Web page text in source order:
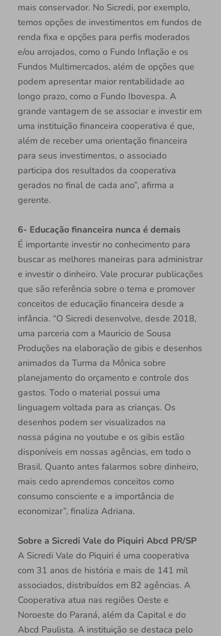
mais conservador. No Sicredi, por exemplo,
temos opções de investimentos em fundos de
renda fixa e opções para perfis moderados
e/ou arrojados, como o Fundo Inflação e os
Fundos Multimercados, além de opções que
podem apresentar maior rentabilidade ao
longo prazo, como o Fundo Ibovespa. A
grande vantagem de se associar e investir em
uma instituição financeira cooperativa é que,
além de receber uma orientação financeira
para seus investimentos, o associado
participa dos resultados da cooperativa
gerados no final de cada ano”, afirma a
gerente.
6- Educação financeira nunca é demais
É importante investir no conhecimento para
buscar as melhores maneiras para administrar
e investir o dinheiro. Vale procurar publicações
que são referência sobre o tema e promover
conceitos de educação financeira desde a
infância. “O Sicredi desenvolve, desde 2018,
uma parceria com a Mauricio de Sousa
Produções na elaboração de gibis e desenhos
animados da Turma da Mônica sobre
planejamento do orçamento e controle dos
gastos. Todo o material possui uma
linguagem voltada para as crianças. Os
desenhos podem ser visualizados na
nossa página no youtube e os gibis estão
disponíveis em nossas agências, em todo o
Brasil. Quanto antes falarmos sobre dinheiro,
mais cedo aprendemos conceitos como
consumo consciente e a importância de
economizar”, finaliza Adriana.
Sobre a Sicredi Vale do Piquiri Abcd PR/SP
A Sicredi Vale do Piquiri é uma cooperativa
com 31 anos de história e mais de 141 mil
associados, distribuídos em 82 agências. A
Cooperativa atua nas regiões Oeste e
Noroeste do Paraná, além da Capital e do
Abcd Paulista. A instituição se destaca pelo